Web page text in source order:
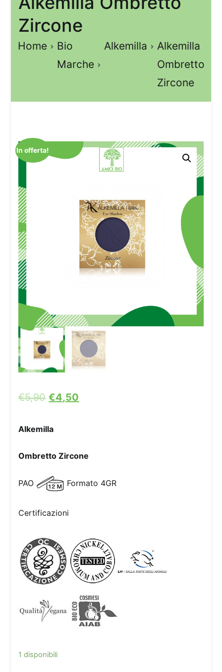
Zircone
Home
Bio
Marche
Alkemilla
Alkemilla
Ombretto
Zircone
In offerta!
€5,90 €4,50
Alkemilla
Ombretto Zircone
PAO Formato 4GR
Certificazioni
1 disponibili